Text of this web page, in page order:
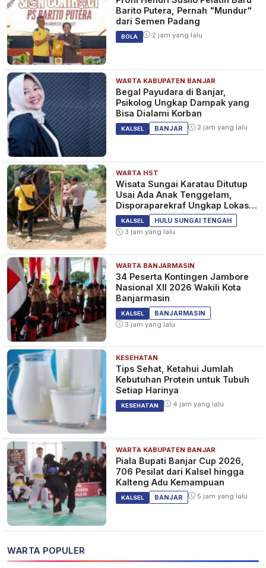
Barito Putera, Pernah "Mundur"
dari Semen Padang
BOLA 2 jam yang lalu
WARTA KABUPATEN BANJAR
Begal Payudara di Banjar,
Psikolog Ungkap Dampak yang
Bisa Dialami Korban
KALSEL BANJAR 2 jam yang lalu
WARTA HST
Wisata Sungai Karatau Ditutup
Usai Ada Anak Tenggelam,
Disporaparekraf Ungkap Lokasi
Belum Berizin
KALSEL
HULU SUNGAI TENGAH
3 jam yang lalu
WARTA BANJARMASIN
34 Peserta Kontingen Jambore
Nasional XII 2026 Wakili Kota
Banjarmasin
KALSEL
BANJARMASIN
3 jam yang lalu
KESEHATAN
Tips Sehat, Ketahui Jumlah
Kebutuhan Protein untuk Tubuh
Setiap Harinya
KESEHATAN 4 jam yang lalu
WARTA KABUPATEN BANJAR
Piala Bupati Banjar Cup 2026,
706 Pesilat dari Kalsel hingga
Kalteng Adu Kemampuan
KALSEL BANJAR 5 jam yang lalu
WARTA POPULER